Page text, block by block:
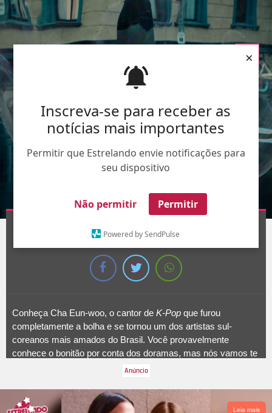
Inscreva-se para receber as
notícias mais importantes
Permitir que Estrelando envie notificações para
seu dispositivo
Não permitir Permitir
Powered by SendPulse
×
Divulgação
1/11
Conheça Cha Eun-woo, o cantor de K-Pop que furou
completamente a bolha e se tornou um dos artistas sul-
coreanos mais amados do Brasil. Você provavelmente
conhece o bonitão por conta dos doramas, mas nós vamos te
contar de onde ele surgiu e como sua carreira evoluiu.
min, ele entrou para a indústria do entretenimento através da
empresaFantagio
, onde fez sua estreia como cantor em 2016
Leia mais